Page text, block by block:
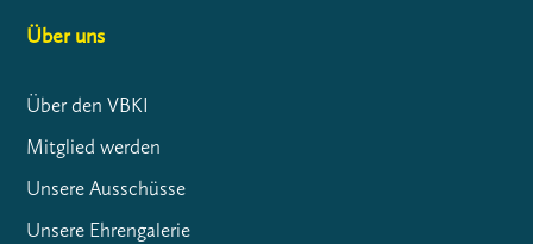
Über uns
Über den VBKI
Mitglied werden
Unsere Ausschüsse
Unsere Ehrengalerie